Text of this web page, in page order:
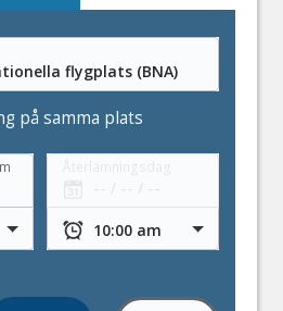
på samma plats